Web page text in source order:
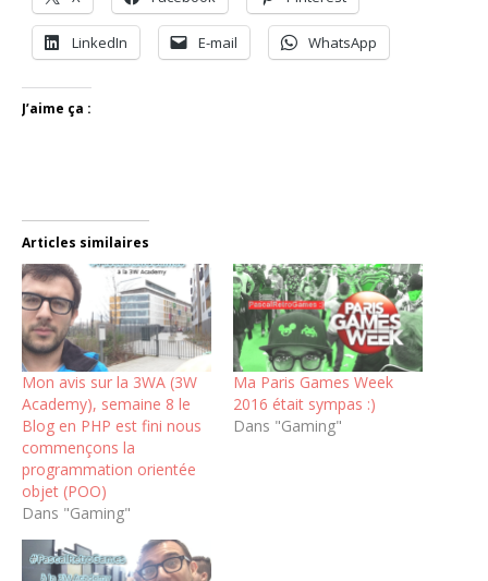
LinkedIn E-mail WhatsApp
J’aime ça :
Articles similaires
Mon avis sur la 3WA (3W
Academy), semaine 8 le
Blog en PHP est fini nous
commençons la
programmation orientée
objet (POO)
Dans "Gaming"
Ma Paris Games Week
2016 était sympas :)
Dans "Gaming"